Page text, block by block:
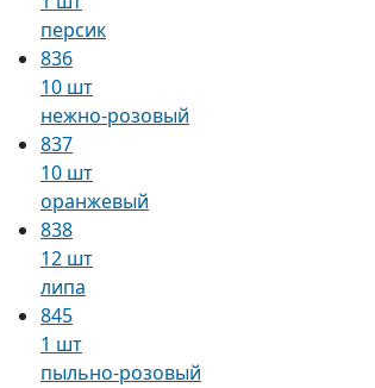
персик
836
10 шт
нежно-розовый
837
10 шт
оранжевый
838
12 шт
липа
845
1 шт
пыльно-розовый